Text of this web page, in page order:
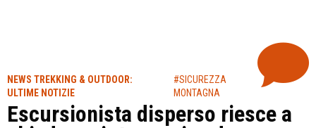
NEWS TREKKING & OUTDOOR:
ULTIME NOTIZIE
#SICUREZZA
MONTAGNA
Escursionista disperso riesce a